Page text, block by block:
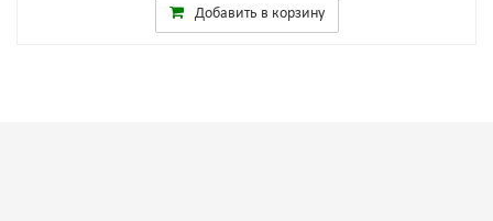
Добавить в корзину